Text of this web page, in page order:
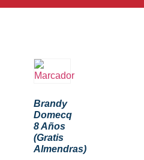
Brandy
Domecq
8 Años
(Gratis
Almendras)